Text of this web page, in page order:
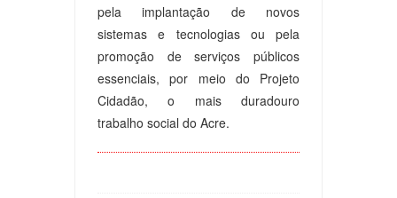
pela implantação de novos
sistemas e tecnologias ou pela
promoção de serviços públicos
essenciais, por meio do Projeto
Cidadão, o mais duradouro
trabalho social do Acre.